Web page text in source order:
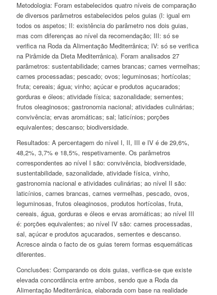
Metodologia: Foram estabelecidos quatro níveis de comparação
de diversos parâmetros estabelecidos pelos guias (I: igual em
todos os aspetos; II: existência do parâmetro nos dois guias,
mas com diferenças ao nível da recomendação; III: só se
verifica na Roda da Alimentação Mediterrânica; IV: só se verifica
na Pirâmide da Dieta Mediterrânica). Foram analisados 27
parâmetros: sustentabilidade; carnes brancas; carnes vermelhas;
carnes processadas; pescado; ovos; leguminosas; hortícolas;
fruta; cereais; água; vinho; açúcar e produtos açucarados;
gorduras e óleos; atividade física; sazonalidade; sementes;
frutos oleaginosos; gastronomia nacional; atividades culinárias;
convivência; ervas aromáticas; sal; laticínios; porções
equivalentes; descanso; biodiversidade.
Resultados: A percentagem do nível I, II, III e IV é de 29,6%,
48,2%, 3,7% e 18,5%, respetivamente. Os parâmetros
correspondentes ao nível I são: convivência, biodiversidade,
sustentabilidade, sazonalidade, atividade física, vinho,
gastronomia nacional e atividades culinárias; ao nível II são:
laticínios, carnes brancas, carnes vermelhas, pescado, ovos,
leguminosas, frutos oleaginosos, produtos hortícolas, fruta,
cereais, água, gorduras e óleos e ervas aromáticas; ao nível III
é: porções equivalentes; ao nível IV são: carnes processadas,
sal, açúcar e produtos açucarados, sementes e descanso.
Acresce ainda o facto de os guias terem formas esquemáticas
diferentes.
Conclusões: Comparando os dois guias, verifica-se que existe
elevada concordância entre ambos, sendo que a Roda da
Alimentação Mediterrânica, elaborada com base na realidade